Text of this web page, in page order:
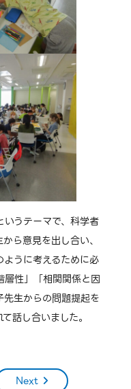
いうテーマで、科学者
ら意見を出し合い、
うに考えるために必
性」「相関関係と因
生からの問題提起を
話し合いました。
Next